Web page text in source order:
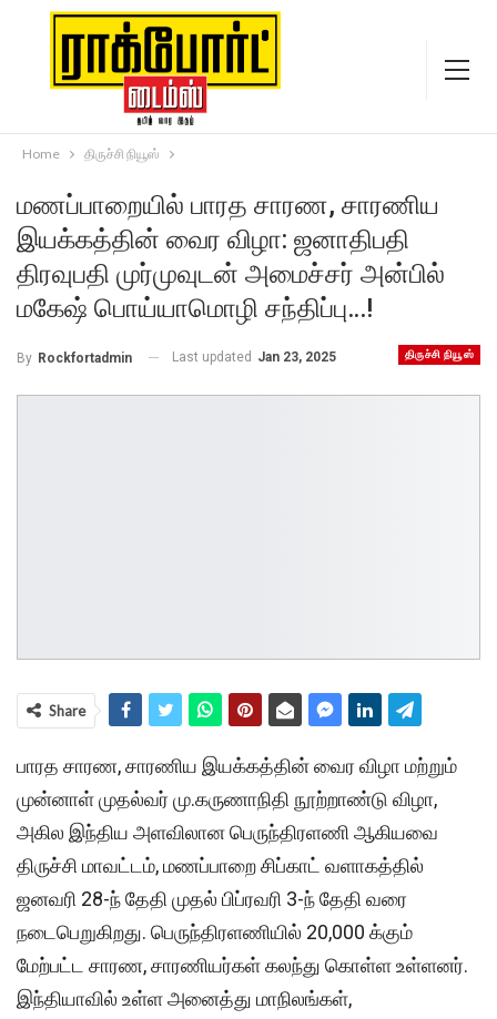
Home திருச்சி நியூஸ்
மணப்பாறையில் பாரத சாரண, சாரணிய
இயக்கத்தின் வைர விழா: ஜனாதிபதி
திரவுபதி முர்முவுடன் அமைச்சர் அன்பில்
மகேஷ் பொய்யாமொழி சந்திப்பு…!
திருச்சி நியூஸ்
By Rockfortadmin Last updated Jan 23, 2025
Share
பாரத சாரண, சாரணிய இயக்கத்தின் வைர விழா மற்றும்
முன்னாள் முதல்வர் மு.கருணாநிதி நூற்றாண்டு விழா,
அகில இந்திய அளவிலான பெருந்திரளணி ஆகியவை
திருச்சி மாவட்டம், மணப்பாறை சிப்காட் வளாகத்தில்
ஜனவரி 28-ந் தேதி முதல் பிப்ரவரி 3-ந் தேதி வரை
நடைபெறுகிறது. பெருந்திரளணியில் 20,000 க்கும்
மேற்பட்ட சாரண, சாரணியர்கள் கலந்து கொள்ள உள்ளனர்.
இந்தியாவில் உள்ள அனைத்து மாநிலங்கள்,